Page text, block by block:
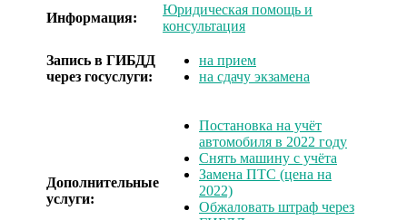
Информация:
Юридическая помощь и
консультация
Запись в ГИБДД
через госуслуги:
на прием
на сдачу экзамена
Дополнительные
услуги:
Постановка на учёт
автомобиля в 2022 году
Снять машину с учёта
Замена ПТС (цена на
2022)
Обжаловать штраф через